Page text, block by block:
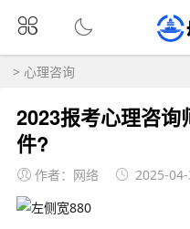
> 心理咨询
2023报考心理咨
件?
作者：网络 2025-